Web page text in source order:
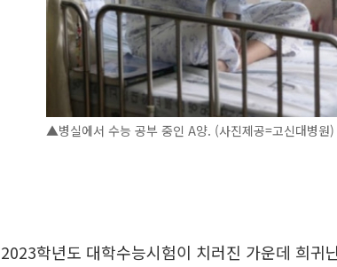
▲병실에서 수능 공부 중인 A양. (사진제공=고신대병원)
2023학년도 대학수능시험이 치러진 가운데 희귀